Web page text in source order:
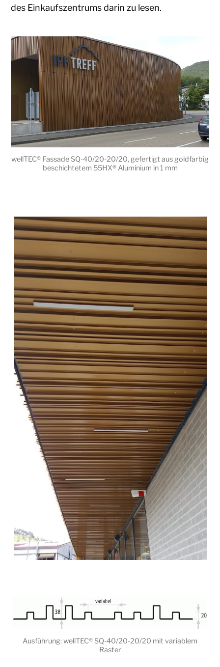
des Einkaufszentrums darin zu lesen.
wellTEC® Fassade SQ-40/20-20/20, gefertigt aus goldfarbig
beschichtetem 55HX® Aluminium in 1 mm
Ausführung: wellTEC® SQ-40/20-20/20 mit variablem
Raster